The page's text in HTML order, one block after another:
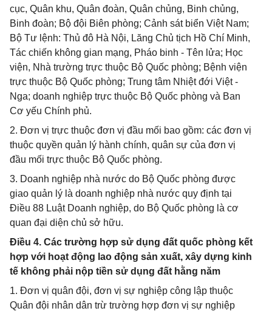
cục, Quân khu, Quân đoàn, Quân chủng, Binh chủng,
Binh đoàn; Bộ đội Biên phòng; Cảnh sát biển Việt Nam;
Bộ Tư lệnh: Thủ đô Hà Nội, Lăng Chủ tịch Hồ Chí Minh,
Tác chiến không gian mạng, Pháo binh - Tên lửa; Học
viện, Nhà trường trực thuộc Bộ Quốc phòng; Bệnh viện
trực thuộc Bộ Quốc phòng; Trung tâm Nhiệt đới Việt -
Nga; doanh nghiệp trực thuộc Bộ Quốc phòng và Ban
Cơ yếu Chính phủ.
2. Đơn vị trực thuộc đơn vị đầu mối bao gồm: các đơn vị
thuộc quyền quản lý hành chính, quân sự của đơn vị
đầu mối trực thuộc Bộ Quốc phòng.
3. Doanh nghiệp nhà nước do Bộ Quốc phòng được
giao quản lý là doanh nghiệp nhà nước quy định tại
Điều 88 Luật Doanh nghiệp, do Bộ Quốc phòng là cơ
quan đại diện chủ sở hữu.
Điều 4. Các trường hợp sử dụng đất quốc phòng kết
hợp với hoạt động lao động sản xuất, xây dựng kinh
tế không phải nộp tiền sử dụng đất hằng năm
1. Đơn vị quân đội, đơn vị sự nghiệp công lập thuộc
Quân đội nhân dân trừ trường hợp đơn vị sự nghiệp